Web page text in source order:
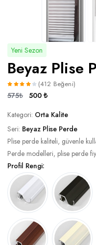
Yeni Sezon
Beyaz Plise
(412 Beğeni)
575₺ 500 ₺
Kategori: Orta Kalite
Seri: Beyaz Plise Perde
Plise perde kaliteli, güvenle
Perde modelleri, plise perde
Profil Rengi: